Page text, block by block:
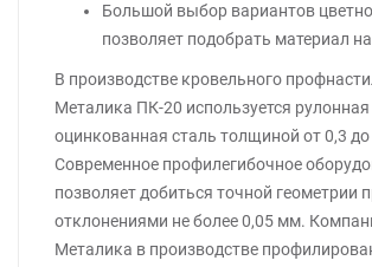
Большой выбор вариантов
позволяет подобрать материал
В производстве кровельного
Металика ПК-20 используется рулонная
оцинкованная сталь толщиной от 0,3
Современное профилегибочное
позволяет добиться точной геометрии
отклонениями не более 0,05 мм.
Металика в производстве